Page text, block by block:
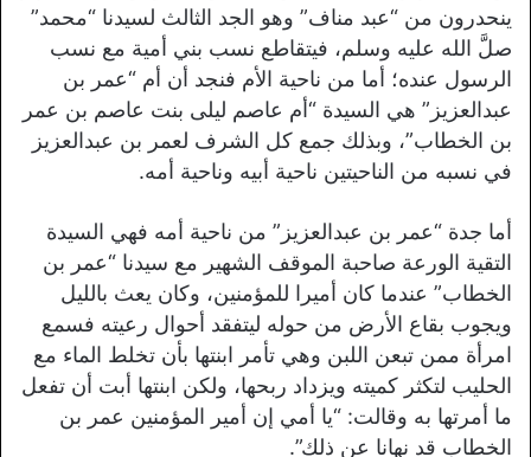
ينحدرون من “عبد مناف” وهو الجد الثالث لسيدنا “محمد”
صلَّ الله عليه وسلم، فيتقاطع نسب بني أمية مع نسب
الرسول عنده؛ أما من ناحية الأم فنجد أن أم “عمر بن
عبدالعزيز” هي السيدة “أم عاصم ليلى بنت عاصم بن عمر
بن الخطاب”، وبذلك جمع كل الشرف لعمر بن عبدالعزيز
في نسبه من الناحيتين ناحية أبيه وناحية أمه.
أما جدة “عمر بن عبدالعزيز” من ناحية أمه فهي السيدة
التقية الورعة صاحبة الموقف الشهير مع سيدنا “عمر بن
الخطاب” عندما كان أميرا للمؤمنين، وكان يعث بالليل
ويجوب بقاع الأرض من حوله ليتفقد أحوال رعيته فسمع
امرأة ممن تبعن اللبن وهي تأمر ابنتها بأن تخلط الماء مع
الحليب لتكثر كميته ويزداد ربحها، ولكن ابنتها أبت أن تفعل
ما أمرتها به وقالت: “يا أمي إن أمير المؤمنين عمر بن
الخطاب قد نهانا عن ذلك”.